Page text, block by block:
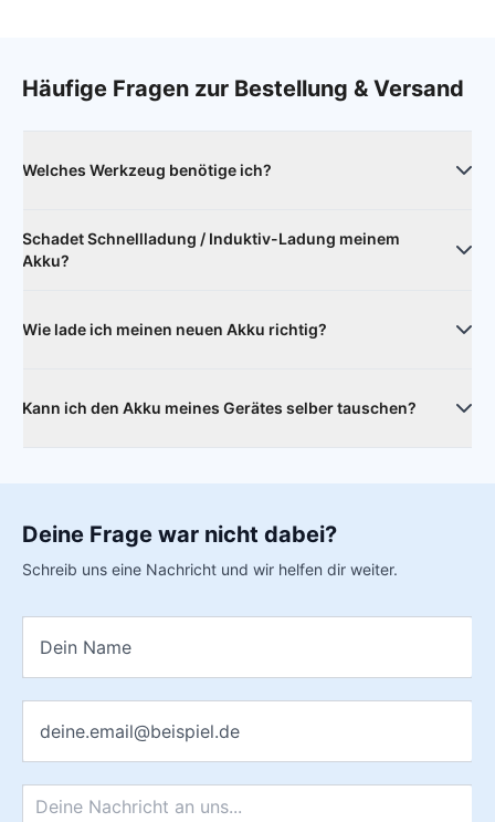
Häufige Fragen zur Bestellung & Versand
Welches Werkzeug benötige ich?
Fön und ein Öffnungstool oder eine stabile Plastikkarte.
Darüber hinaus benötigt man je nach Gerät unterschiedliche
Schadet Schnellladung / Induktiv-Ladung meinem
Akku?
Lade-Leistung untereinander aus.
Wie lade ich meinen neuen Akku richtig?
die volle Kapazität zu erreichen, sollte der Akku ca. 5-10 mal
Kann ich den Akku meines Gerätes selber tauschen?
Deine Frage war nicht dabei?
Schreib uns eine Nachricht und wir helfen dir weiter.
Nachricht*